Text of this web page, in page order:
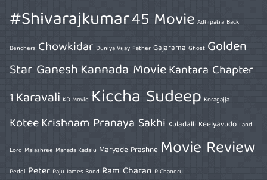
#Shivarajkumar45 Movie Adhipatra Back
Benchers Chowkidar Duniya Vijay Father Gajarama Ghost Golden
Star GaneshKannada MovieKantara Chapter
1 Karavali KD Movie Kiccha Sudeep Koragajja
KoteeKrishnam Pranaya Sakhi Kuladalli Keelyavudo Land
Lord Malashree Manada Kadalu Maryade Prashne Movie Review
Peddi Peter Raju James Bond Ram Charan R Chandru